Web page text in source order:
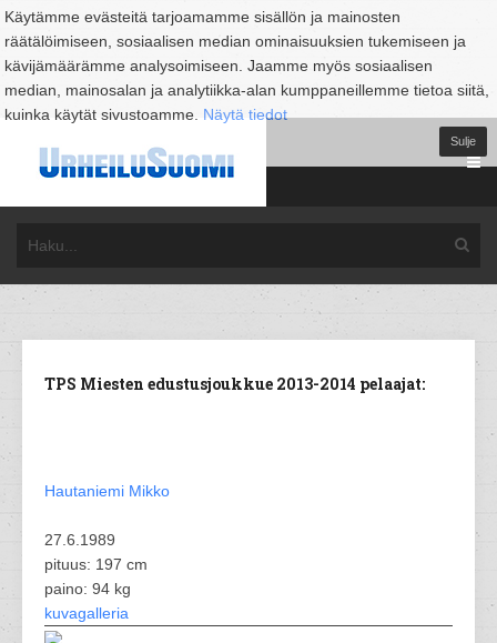
Käytämme evästeitä tarjoamamme sisällön ja mainosten
räätälöimiseen, sosiaalisen median ominaisuuksien tukemiseen ja
kävijämäärämme analysoimiseen. Jaamme myös sosiaalisen
median, mainosalan ja analytiikka-alan kumppaneillemme tietoa siitä,
kuinka käytät sivustoamme. Näytä tiedot
Sulje
TPS Miesten edustusjoukkue 2013-2014 pelaajat:
Hautaniemi Mikko
27.6.1989
pituus: 197 cm
paino: 94 kg
kuvagalleria